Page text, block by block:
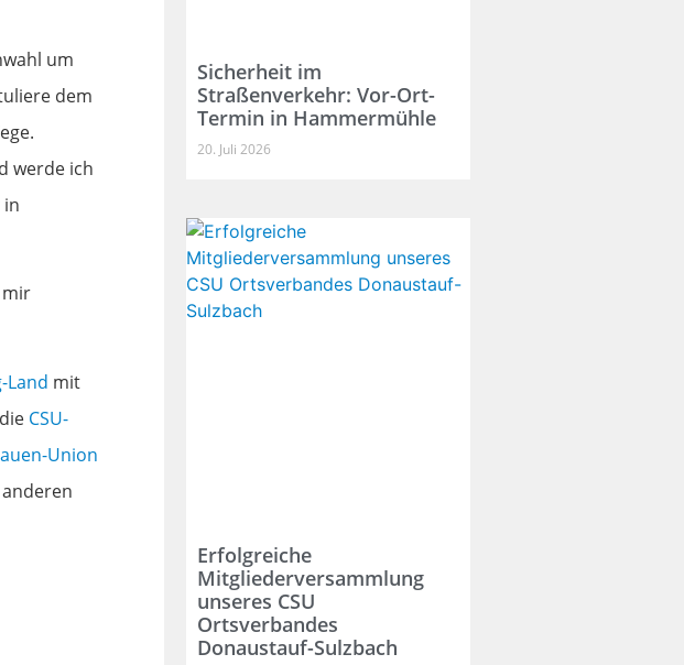
um
dem
werde ich
in
mir
Land mit
CSU-
Union
Sicherheit im
Straßenverkehr: Vor-Ort-
Termin in Hammermühle
20. Juli 2026
Erfolgreiche
Mitgliederversammlung
unseres CSU
Ortsverbandes
Donaustauf-Sulzbach